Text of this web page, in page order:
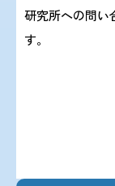
研究所への問い
す。